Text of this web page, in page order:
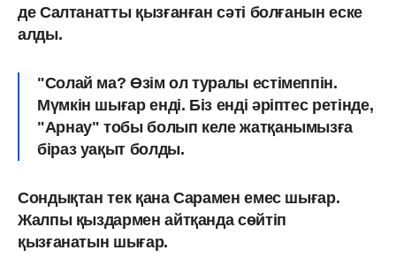
де Салтанатты қызғанған сәті болғанын еске
алды.
"Солай ма? Өзім ол туралы естімеппін.
Мүмкін шығар енді. Біз енді әріптес ретінде,
"Арнау" тобы болып келе жатқанымызға
біраз уақыт болды.
Сондықтан тек қана Сарамен емес шығар.
Жалпы қыздармен айтқанда сөйтіп
қызғанатын шығар.